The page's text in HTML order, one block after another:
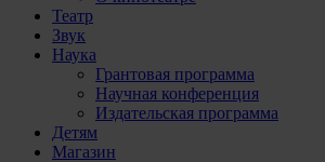
Театр
Звук
Наука
Грантовая программа
Научная конференция
Издательская программа
Детям
Магазин